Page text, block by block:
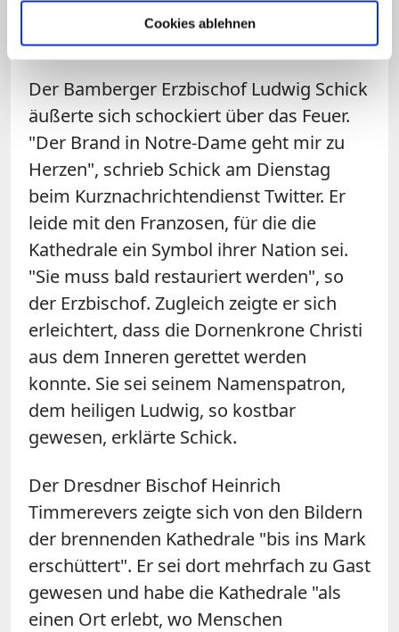
Cookies ablehnen
Regensburg kündigten Gebet und Geläut
für Notre-Dame an.
Der Bamberger Erzbischof Ludwig Schick
äußerte sich schockiert über das Feuer.
"Der Brand in Notre-Dame geht mir zu
Herzen", schrieb Schick am Dienstag
beim Kurznachrichtendienst Twitter. Er
leide mit den Franzosen, für die die
Kathedrale ein Symbol ihrer Nation sei.
"Sie muss bald restauriert werden", so
der Erzbischof. Zugleich zeigte er sich
erleichtert, dass die Dornenkrone Christi
aus dem Inneren gerettet werden
konnte. Sie sei seinem Namenspatron,
dem heiligen Ludwig, so kostbar
gewesen, erklärte Schick.
Der Dresdner Bischof Heinrich
Timmerevers zeigte sich von den Bildern
der brennenden Kathedrale "bis ins Mark
erschüttert". Er sei dort mehrfach zu Gast
gewesen und habe die Kathedrale "als
einen Ort erlebt, wo Menschen